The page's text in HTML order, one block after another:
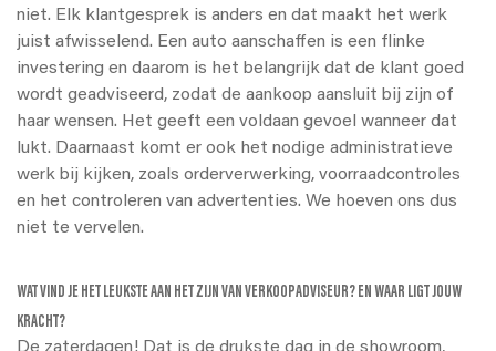
niet. Elk klantgesprek is anders en dat maakt het werk
juist afwisselend. Een auto aanschaffen is een flinke
investering en daarom is het belangrijk dat de klant goed
wordt geadviseerd, zodat de aankoop aansluit bij zijn of
haar wensen. Het geeft een voldaan gevoel wanneer dat
lukt. Daarnaast komt er ook het nodige administratieve
werk bij kijken, zoals orderverwerking, voorraadcontroles
en het controleren van advertenties. We hoeven ons dus
niet te vervelen.
WAT VIND JE HET LEUKSTE AAN HET ZIJN VAN VERKOOPADVISEUR? EN WAAR LIGT JOUW
KRACHT?
De zaterdagen! Dat is de drukste dag in de showroom,